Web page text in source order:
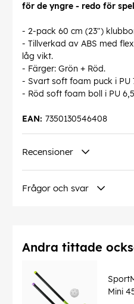
för de yngre - redo för
- 2-pack 60 cm (23")
- Tillverkad av ABS med
låg vikt.
- Färger: Grön + Röd.
- Svart soft foam puck i PU
- Röd soft foam boll i PU
7350130546408
EAN:
Recensioner
Frågor och svar
Andra tittade
Mini